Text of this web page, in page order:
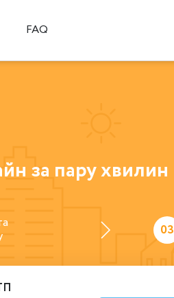
FAQ
за пару хвилин
03